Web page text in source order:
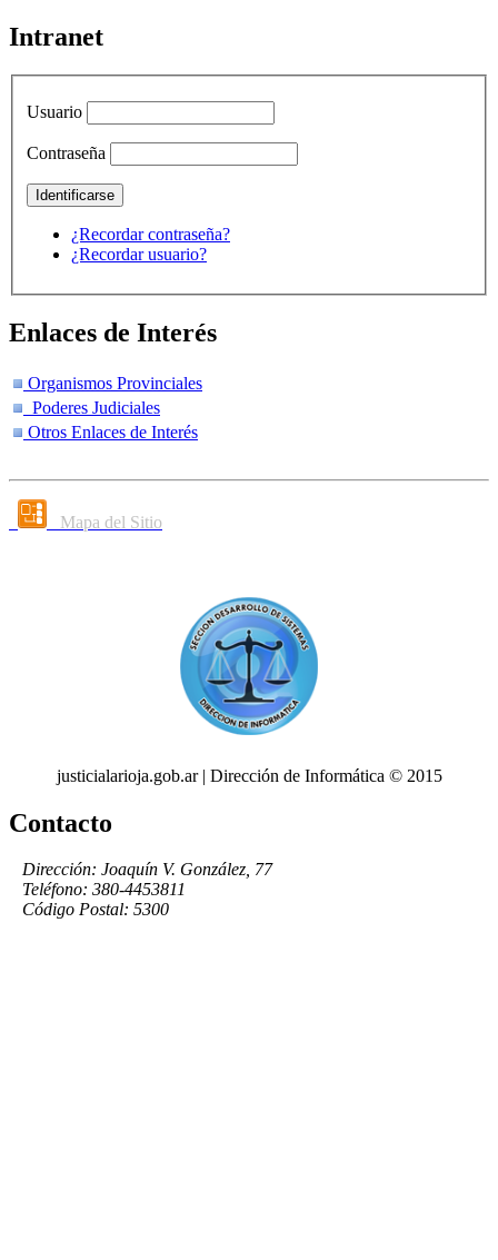
Intranet
Usuario
Contraseña
¿Recordar contraseña?
¿Recordar usuario?
Enlaces de Interés
Organismos Provinciales
Poderes Judiciales
Otros Enlaces de Interés
Mapa del Sitio
justicialarioja.gob.ar | Dirección de Informática © 2015
Contacto
Dirección: Joaquín V. González, 77
Teléfono: 380-4453811
Código Postal: 5300